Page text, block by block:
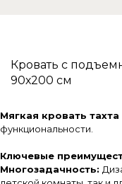
Кровать с
90х200 см
Мягкая кровать тахта
функциональности.
Ключевые
Многозадачность: